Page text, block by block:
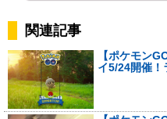
関連記事
【ポケモン
イ5/24開催！